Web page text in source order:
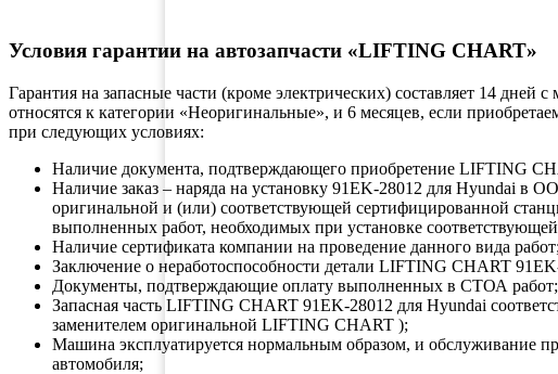
Условия гарантии на автозапчасти «LIFTING CHART»
Гарантия на запасные части (кроме электрических) составляет 14 дней
относятся к категории «Неоригинальные», и 6 месяцев, если
при следующих условиях:
Наличие документа, подтверждающего приобретение
Наличие заказ – наряда на установку 91EK-28012 для Hyundai
оригинальной и (или) соответствующей сертифицированной
выполненных работ, необходимых при установке соответствующей
Наличие сертификата компании на проведение данного вида работ;
Заключение о неработоспособности детали LIFTING CHART
Документы, подтверждающие оплату выполненных в СТОА работ;
Запасная часть LIFTING CHART 91EK-28012 для Hyundai
заменителем оригинальной LIFTING CHART );
Машина эксплуатируется нормальным образом, и обслуживание
автомобиля;